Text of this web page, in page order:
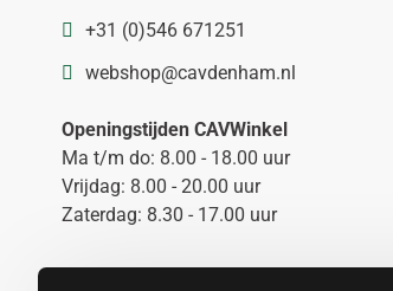
+31 (0)546 671251
webshop@cavdenham.nl
Openingstijden CAVWinkel
Ma t/m do: 8.00 - 18.00 uur
Vrijdag: 8.00 - 20.00 uur
Zaterdag: 8.30 - 17.00 uur